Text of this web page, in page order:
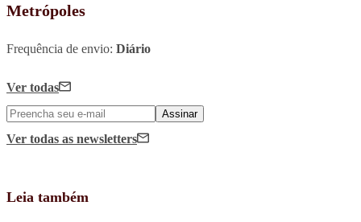
Metrópoles
Frequência de envio: Diário
Ver todas
Assinar
Ver todas as newsletters
Leia também